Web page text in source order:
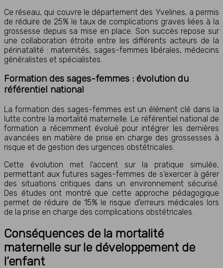
Ce réseau, qui couvre le département des Yvelines, a permis
de réduire de 25% le taux de complications graves liées à la
grossesse depuis sa mise en place. Son succès repose sur
une collaboration étroite entre les différents acteurs de la
périnatalité : maternités, sages-femmes libérales, médecins
généralistes et spécialistes.
Formation des sages-femmes : évolution du
référentiel national
La formation des sages-femmes est un élément clé dans la
lutte contre la mortalité maternelle. Le référentiel national de
formation a récemment évolué pour intégrer les dernières
avancées en matière de prise en charge des grossesses à
risque et de gestion des urgences obstétricales.
Cette évolution met l’accent sur la pratique simulée,
permettant aux futures sages-femmes de s’exercer à gérer
des situations critiques dans un environnement sécurisé.
Des études ont montré que cette approche pédagogique
permet de réduire de 15% le risque d’erreurs médicales lors
de la prise en charge des complications obstétricales.
Conséquences de la mortalité
maternelle sur le développement de
l’enfant